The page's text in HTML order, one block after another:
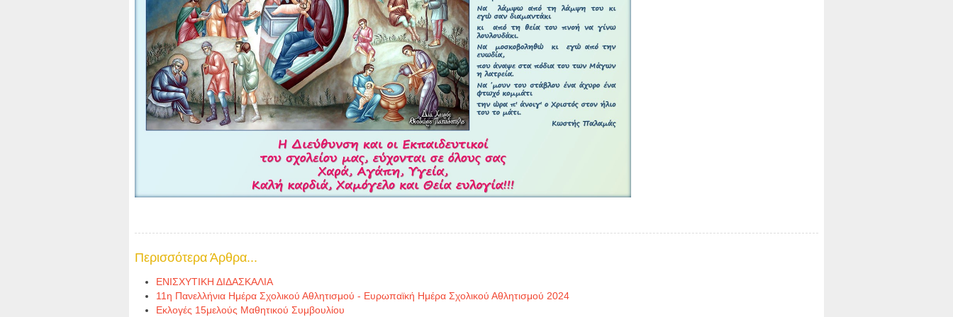
Περισσότερα Άρθρα...
ΕΝΙΣΧΥΤΙΚΗ ΔΙΔΑΣΚΑΛΙΑ
11η Πανελλήνια Ημέρα Σχολικού Αθλητισμού - Ευρωπαϊκή Ημέρα Σχολικού Αθλητισμού 2024
Εκλογές 15μελούς Μαθητικού Συμβουλίου